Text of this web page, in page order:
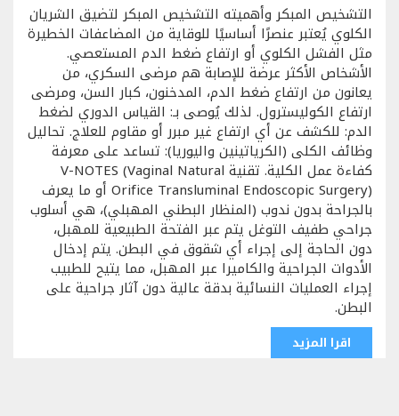
التشخيص المبكر وأهميته التشخيص المبكر لتضيق الشريان
الكلوي يُعتبر عنصرًا أساسيًا للوقاية من المضاعفات الخطيرة
مثل الفشل الكلوي أو ارتفاع ضغط الدم المستعصي.
الأشخاص الأكثر عرضة للإصابة هم مرضى السكري، من
يعانون من ارتفاع ضغط الدم، المدخنون، كبار السن، ومرضى
ارتفاع الكوليسترول. لذلك يُوصى بـ: القياس الدوري لضغط
الدم: للكشف عن أي ارتفاع غير مبرر أو مقاوم للعلاج. تحاليل
وظائف الكلى (الكرياتينين واليوريا): تساعد على معرفة
كفاءة عمل الكلية. تقنية V-NOTES (Vaginal Natural
Orifice Transluminal Endoscopic Surgery) أو ما يعرف
بالجراحة بدون ندوب (المنظار البطني المهبلي)، هي أسلوب
جراحي طفيف التوغل يتم عبر الفتحة الطبيعية للمهبل،
دون الحاجة إلى إجراء أي شقوق في البطن. يتم إدخال
الأدوات الجراحية والكاميرا عبر المهبل، مما يتيح للطبيب
إجراء العمليات النسائية بدقة عالية دون آثار جراحية على
البطن.
اقرا المزيد